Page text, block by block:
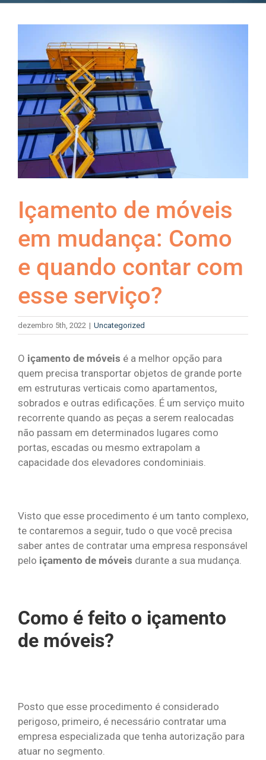
imagem
maior
Içamento de móveis
em mudança: Como
e quando contar com
esse serviço?
dezembro 5th, 2022 | Uncategorized
O içamento de móveis é a melhor opção para
quem precisa transportar objetos de grande porte
em estruturas verticais como apartamentos,
sobrados e outras edificações. É um serviço muito
recorrente quando as peças a serem realocadas
não passam em determinados lugares como
portas, escadas ou mesmo extrapolam a
capacidade dos elevadores condominiais.
Visto que esse procedimento é um tanto complexo,
te contaremos a seguir, tudo o que você precisa
saber antes de contratar uma empresa responsável
pelo içamento de móveis durante a sua mudança.
Como é feito o içamento
de móveis?
Posto que esse procedimento é considerado
perigoso, primeiro, é necessário contratar uma
empresa especializada que tenha autorização para
atuar no segmento.